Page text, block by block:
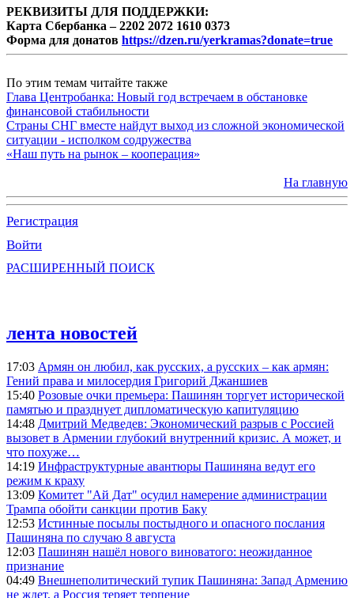
РЕКВИЗИТЫ ДЛЯ ПОДДЕРЖКИ:
Карта Сбербанка – 2202 2072 1610 0373
Форма для донатов https://dzen.ru/yerkramas?donate=true
По этим темам читайте также
Глава Центробанка: Новый год встречаем в обстановке
финансовой стабильности
Страны СНГ вместе найдут выход из сложной экономической
ситуации - исполком содружества
«Наш путь на рынок – кооперация»
На главную
Регистрация
Войти
РАСШИРЕННЫЙ ПОИСК
лента новостей
17:03 Армян он любил, как русских, а русских – как армян:
Гений права и милосердия Григорий Джаншиев
15:40 Розовые очки премьера: Пашинян торгует исторической
памятью и празднует дипломатическую капитуляцию
14:48 Дмитрий Медведев: Экономический разрыв с Россией
вызовет в Армении глубокий внутренний кризис. А может, и
что похуже…
14:19 Инфраструктурные авантюры Пашиняна ведут его
режим к краху
13:09 Комитет "Ай Дат" осудил намерение администрации
Трампа обойти санкции против Баку
12:53 Истинные посылы постыдного и опасного послания
Пашиняна по случаю 8 августа
12:03 Пашинян нашёл нового виноватого: неожиданное
признание
04:49 Внешнеполитический тупик Пашиняна: Запад Армению
не ждет, а Россия теряет терпение